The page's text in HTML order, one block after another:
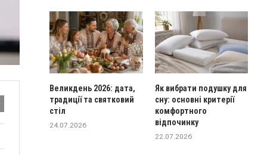
Великдень 2026: дата,
традиції та святковий
стіл
24.07.2026
Як вибрати подушку для
сну: основні критерії
комфортного
відпочинку
22.07.2026